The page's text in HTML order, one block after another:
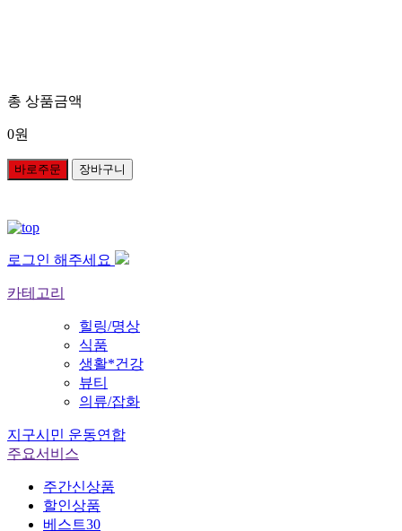
총 상품금액
0원
바로주문 장바구니
로그인 해주세요
카테고리
힐링/명상
식품
생활*건강
뷰티
의류/잡화
지구시민 운동연합
주요서비스
주간신상품
할인상품
베스트30